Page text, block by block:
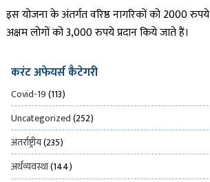
इस योजना के अंतर्गत वरिष्ठ नागरिकों को 2000
अक्षम लोगों को 3,000 रुपये प्रदान किये जाते हैं।
करंट अफेयर्स कैटेगरी
Covid-19(113)
Uncategorized(252)
अंतर्राष्ट्रीय(235)
अर्थव्यवस्था(144)